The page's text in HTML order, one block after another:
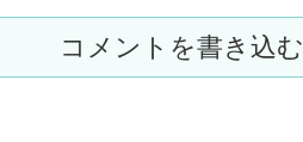
コメントを書き込む